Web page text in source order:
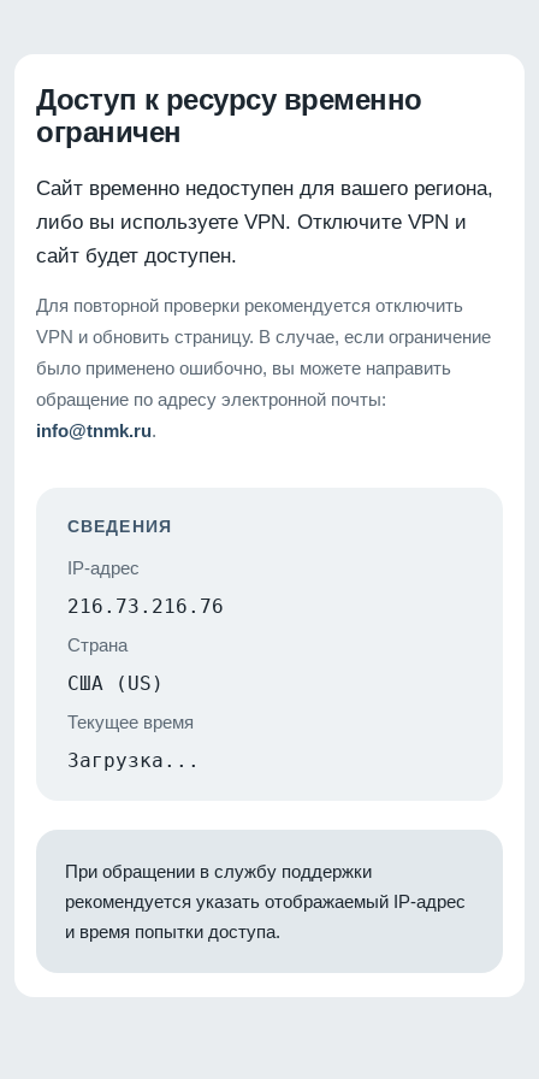
Доступ к ресурсу временно
ограничен
Сайт временно недоступен для вашего региона,
либо вы используете VPN. Отключите VPN и
сайт будет доступен.
Для повторной проверки рекомендуется отключить
VPN и обновить страницу. В случае, если ограничение
было применено ошибочно, вы можете направить
обращение по адресу электронной почты:
info@tnmk.ru.
СВЕДЕНИЯ
IP-адрес
216.73.216.76
Страна
США (US)
Текущее время
Загрузка...
При обращении в службу поддержки
рекомендуется указать отображаемый IP-адрес
и время попытки доступа.